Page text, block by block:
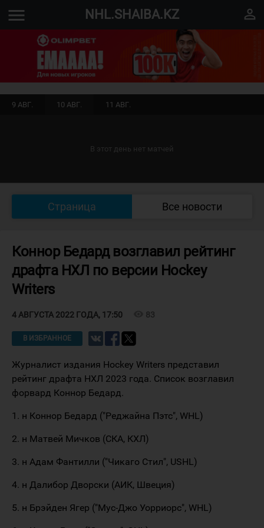
menu NHL.SHAIBA.KZ perm_identity
9 АВГ. 10 АВГ. 11 АВГ.
В этот день нет матчей
Страница Все новости
Коннор Бедард возглавил рейтинг
драфта НХЛ по версии Hockey
Writers
4 АВГУСТА 2022 ГОДА, 17:50 83
В ИЗБРАННОЕ
Журналист издания Hockey Writers представил
рейтинг драфта НХЛ 2023 года. Список возглавил
форвард Коннор Бедард.
1. н Коннор Бедард ("Реджайна Пэтс", WHL)
2. н Матвей Мичков (СКА, КХЛ)
3. н Адам Фантилли ("Чикаго Стил", USHL)
4. н Далибор Дворски (АИК, Швеция)
5. н Брэйден Ягер ("Мус-Джо Уорриорс", WHL)